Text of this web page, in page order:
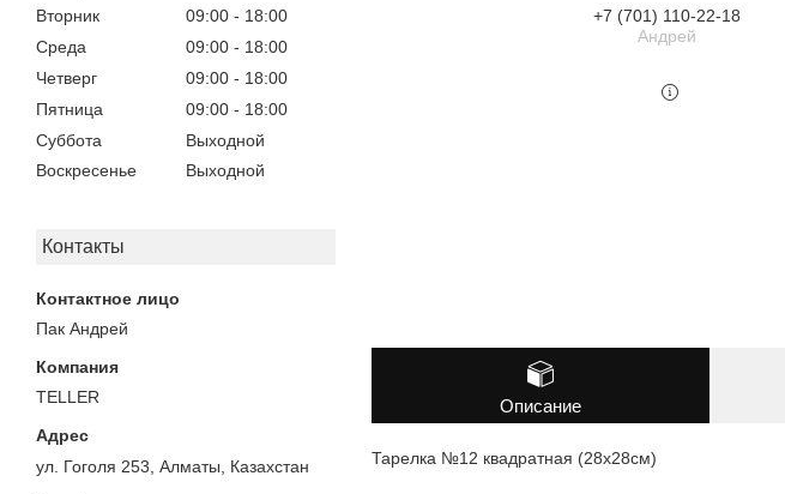
Вторник
09:00
18:00
Среда
09:00
18:00
Четверг
09:00
18:00
Пятница
09:00
18:00
Суббота
Выходной
Воскресенье
Выходной
Контакты
Пак Андрей
TELLER
ул. Гоголя 253, Алматы, Казахстан
+7 (701) 110-22-18
Андрей
Описание
Тарелка №12 квадратная (28х28см)